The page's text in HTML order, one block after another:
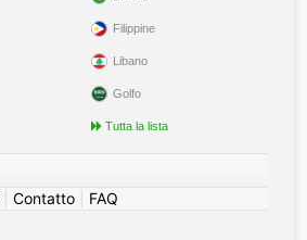
Filippine
Libano
Golfo
Tutta la lista
Contatto FAQ